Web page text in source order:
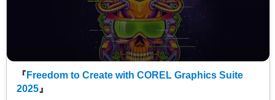
『 Freedom to Create with COREL Graphics Suite
2025 』